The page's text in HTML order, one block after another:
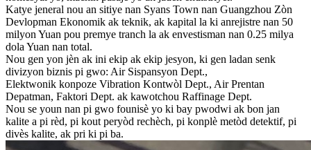
Katye jeneral nou an sitiye nan Syans Town nan Guangzhou Zòn
Devlopman Ekonomik ak teknik, ak kapital la ki anrejistre nan 50
milyon Yuan pou premye tranch la ak envestisman nan 0.25 milya
dola Yuan nan total.
Nou gen yon jèn ak ini ekip ak ekip jesyon, ki gen ladan senk
divizyon biznis pi gwo: Air Sispansyon Dept.,
Elektwonik konpoze Vibration Kontwòl Dept., Air Prentan
Depatman, Faktori Dept. ak kawotchou Raffinage Dept.
Nou se youn nan pi gwo founisè yo ki bay pwodwi ak bon jan
kalite a pi rèd, pi kout peryòd rechèch, pi konplè metòd detektif, pi
divès kalite, ak pri ki pi ba.